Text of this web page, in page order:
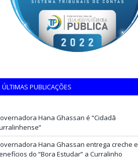
ÚLTIMAS PUBLICAÇÕES
Hana Ghassan é “Cidadã
Hana Ghassan entrega creche e
do “Bora Estudar” a Curralinho